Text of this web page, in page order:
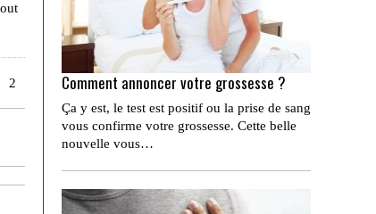
2 Comment annoncer votre grossesse ?
Ça y est, le test est positif ou la prise de sang
vous confirme votre grossesse. Cette belle
nouvelle vous…